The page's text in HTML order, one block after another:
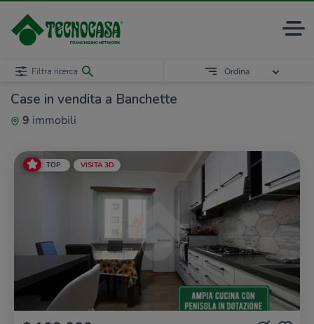
Case in vendita a Banchette
9 immobili
Filtra ricerca Ordina
TOP VISITA 3D